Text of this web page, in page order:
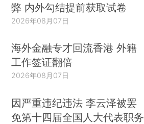
弊 内外勾结提前获取试卷
2026年08月07日
海外金融专才回流香港 外籍
工作签证翻倍
2026年08月07日
因严重违纪违法 李云泽被罢
免第十四届全国人大代表职务